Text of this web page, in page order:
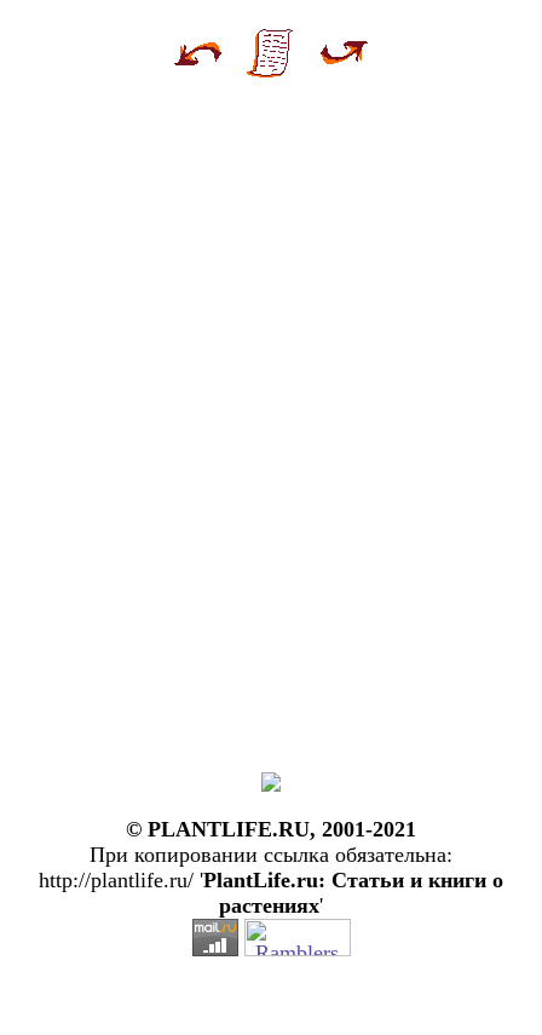
© PLANTLIFE.RU, 2001-2021
При копировании ссылка обязательна:
http://plantlife.ru/ 'PlantLife.ru: Статьи и книги о
растениях'